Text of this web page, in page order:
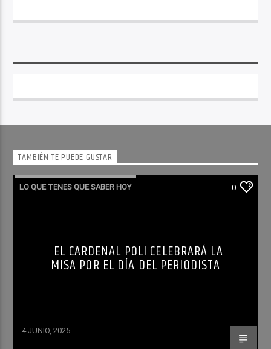
TAMBIÉN TE PUEDE GUSTAR
LO QUE TENES QUE SABER HOY 0
EL CARDENAL POLI CELEBRARÁ LA
MISA POR EL DÍA DEL PERIODISTA
4 JUNIO, 2025